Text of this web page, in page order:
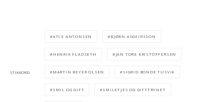
STIKKORD
ATLE ANTONSEN BJØRN ASGEIRSSON
HENRIK FLADSETH JAN TORE KRISTOFFERSEN
MARTIN BEYER OLSEN SIGRID BONDE TUSVIK
SMIL OG GIFT SMILEFJES OG GIFTTRYNET